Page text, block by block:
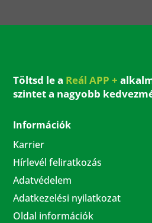
Töltsd le a Reál APP +
szintet a nagyobb
Információk
Karrier
Hírlevél feliratkozás
Adatvédelem
Adatkezelési nyilatkozat
Oldal információk